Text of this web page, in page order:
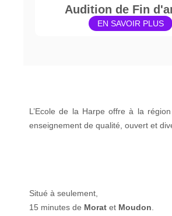
Audition de Fin
EN SAVOIR PLUS
L’Ecole de la Harpe offre à la
enseignement de qualité, ouvert et
Situé à seulement,
15 minutes de Morat et Moudon